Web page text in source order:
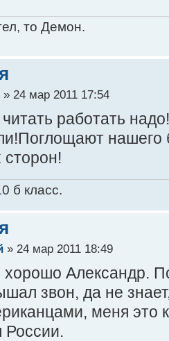
то Демон.
» 24 мар 2011 17:54
читать работать
нашего
сторон!
б класс.
» 24 мар 2011 18:49
хорошо Александр.
звон, да не
меня это
России.